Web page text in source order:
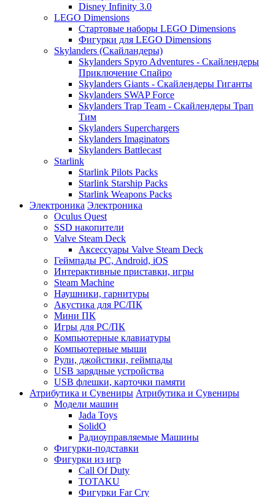
Disney Infinity 3.0
LEGO Dimensions
Стартовые наборы LEGO Dimensions
Фигурки для LEGO Dimensions
Skylanders (Скайландеры)
Skylanders Spyro Adventures - Скайлендеры
Приключение Спайро
Skylanders Giants - Скайлендеры Гиганты
Skylanders SWAP Force
Skylanders Trap Team - Скайлендеры Трап
Тим
Skylanders Superchargers
Skylanders Imaginators
Skylanders Battlecast
Starlink
Starlink Pilots Packs
Starlink Starship Packs
Starlink Weapons Packs
Электроника Электроника
Oculus Quest
SSD накопители
Valve Steam Deck
Аксессуары Valve Steam Deck
Геймпады PC, Android, iOS
Интерактивные приставки, игры
Steam Machine
Наушники, гарнитуры
Акустика для PC/ПК
Мини ПК
Игры для PC/ПК
Компьютерные клавиатуры
Компьютерные мыши
Рули, джойстики, геймпады
USB зарядные устройства
USB флешки, карточки памяти
Атрибутика и Сувениры Атрибутика и Сувениры
Модели машин
Jada Toys
SolidO
Радиоуправляемые Машины
Фигурки-подставки
Фигурки из игр
Call Of Duty
TOTAKU
Фигурки Far Cry